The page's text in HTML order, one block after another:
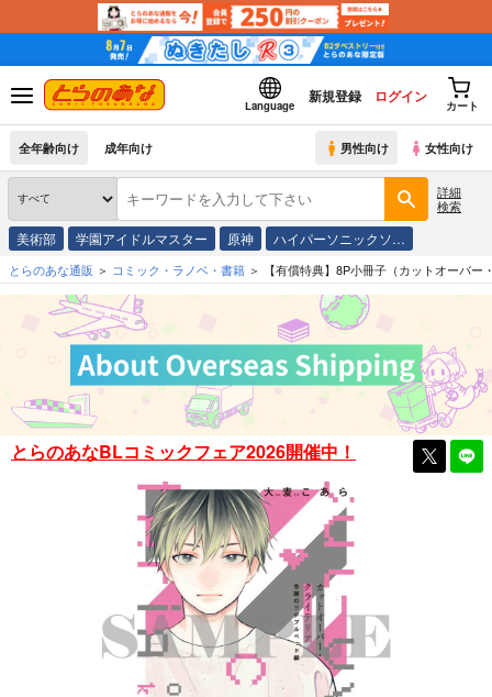
Language
新規登録 ログイン
カート
全年齢向け 成年向け 男性向け 女性向け
詳細
検索
美術部 学園アイドルマスター 原神 ハイパーソニックソ…
とらのあな通販 コミック・ラノベ・書籍 【有償特典】8P小冊子（カットオーバー
とらのあなBLコミックフェア2026開催中！